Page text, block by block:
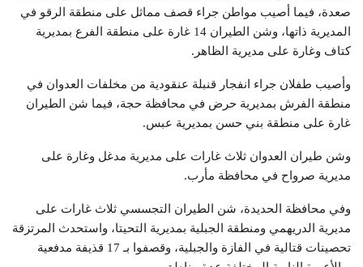
صعدة، فيما أصيب مواطن جراء قصف مماثل على منطقة الرقو في
المديرية ذاتها، وشن الطيران 14 غارة على منطقة الفرع بمديرية
كتاف وغارة على مديرية الظاهر.
وأصيب طفلان جراء انفجار قنبلة عنقودية من مخلفات العدوان في
منطقة الفرش بمديرية حرض في محافظة حجة، فيما شن الطيران
غارة على منطقة بني حسن بمديرية عبس.
وشن طيران العدوان ثلاث غارات على مديرية مدغل وغارة على
مديرية صرواح في محافظة مأرب.
وفي محافظة الحديدة، شن الطيران التجسسي ثلاث غارات على
مديرية الدريهمي ومنطقة الجبلية بمديرية التحيتا، واستحدث المرتزقة
تحصينات قتالية في الفازة والجبلية، وقصفوا بـ 17 قذيفة مدفعية